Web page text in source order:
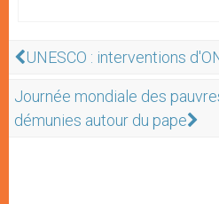
UNESCO : interventions
Journée mondiale des
démunies autour du pape